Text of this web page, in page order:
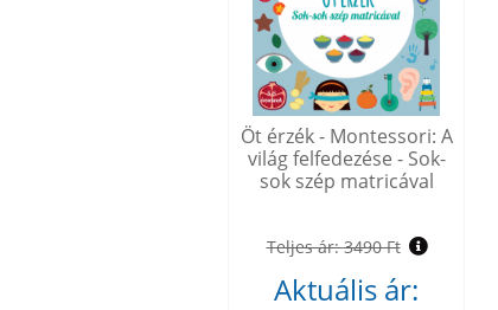
Öt érzék - Montessori: A
világ felfedezése - Sok-
sok szép matricával
Teljes ár:3490 Ft
Aktuális ár: